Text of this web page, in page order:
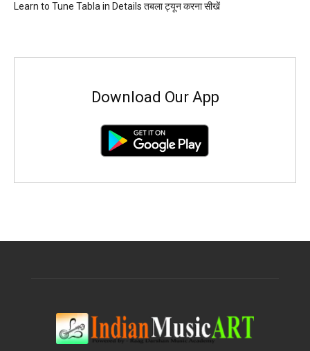
Learn to Tune Tabla in Details तबला ट्यून करना सीखें
Download Our App